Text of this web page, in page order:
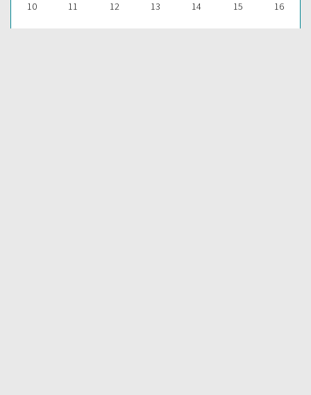
10 11 12 13 14 15 16